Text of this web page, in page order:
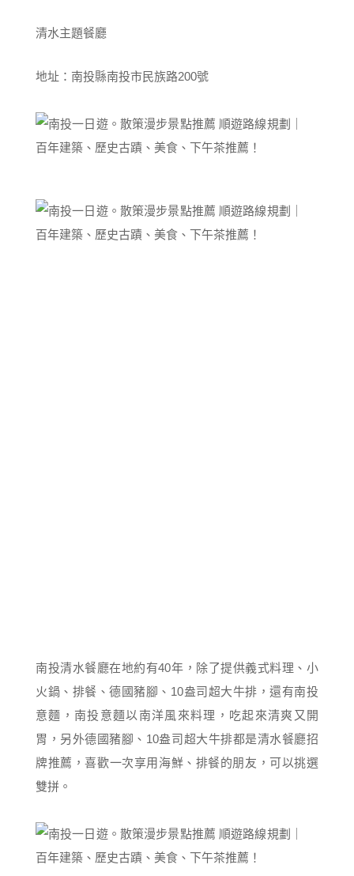
清水主題餐廳
地址：南投縣南投市民族路200號
南投清水餐廳在地約有40年，除了提供義式料理、小
火鍋、排餐、德國豬腳、10盎司超大牛排，還有南投
意麵，南投意麵以南洋風來料理，吃起來清爽又開
胃，另外德國豬腳、10盎司超大牛排都是清水餐廳招
牌推薦，喜歡一次享用海鮮、排餐的朋友，可以挑選
雙拼。